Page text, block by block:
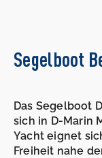
Segelboot
Das Segelboot
sich in D-Marin
Yacht eignet
Freiheit nahe